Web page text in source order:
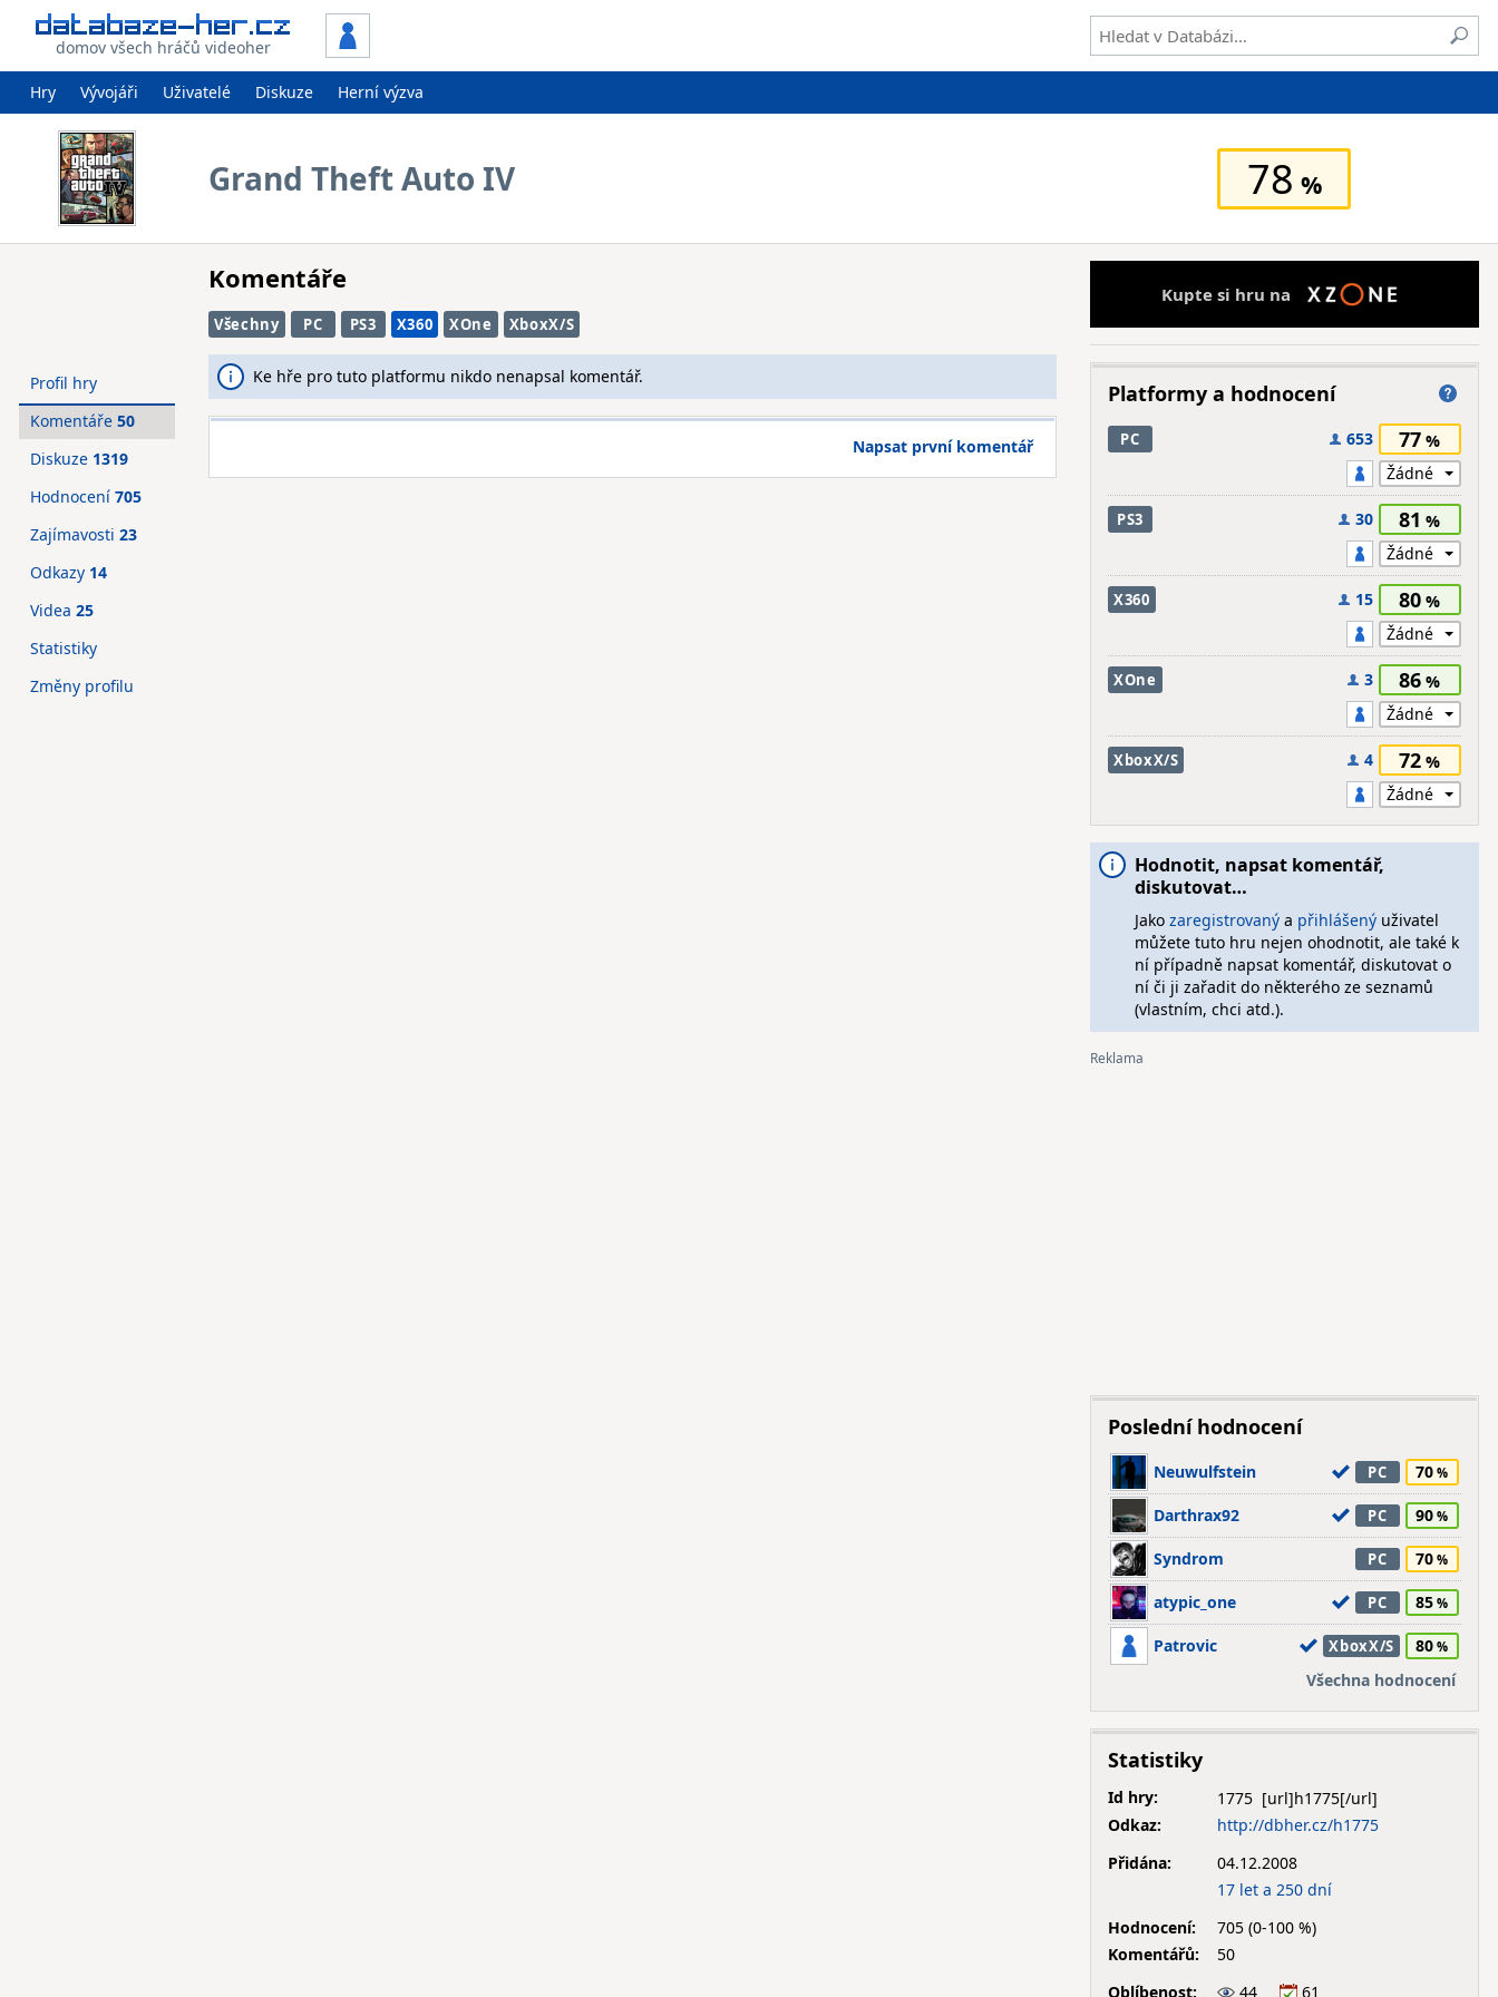
domov všech hráčů videoher
Hry Vývojáři Uživatelé Diskuze Herní výzva
Grand Theft Auto IV 78
Komentáře
Všechny PC PS3 X360 XOne XboxX/S
Ke hře pro tuto platformu nikdo nenapsal komentář.
Napsat první komentář
Profil hry
Komentáře 50
Diskuze 1319
Hodnocení 705
Zajímavosti 23
Odkazy 14
Videa 25
Statistiky
Změny profilu
Kupte si hru na
Platformy a hodnocení
PC 653 77
PS3 30 81
X360 15 80
XOne 3 86
XboxX/S 4 72
Hodnotit, napsat komentář,
diskutovat…
Jako zaregistrovanýa přihlášenýuživatel
můžete tuto hru nejen ohodnotit, ale také k
ní případně napsat komentář, diskutovat o
ní či ji zařadit do některého ze seznamů
(vlastním, chci atd.).
Poslední hodnocení
Neuwulfstein PC 70
Darthrax92 PC 90
Syndrom PC 70
atypic_one PC 85
Patrovic XboxX/S
80
Všechna hodnocení
Statistiky
Id hry:
1775
Odkaz:
http://dbher.cz/h1775
Přidána:
04.12.2008
17 let a 250 dní
Hodnocení:
705 (0-100 %)
Komentářů:
50
Oblíbenost:
44 61